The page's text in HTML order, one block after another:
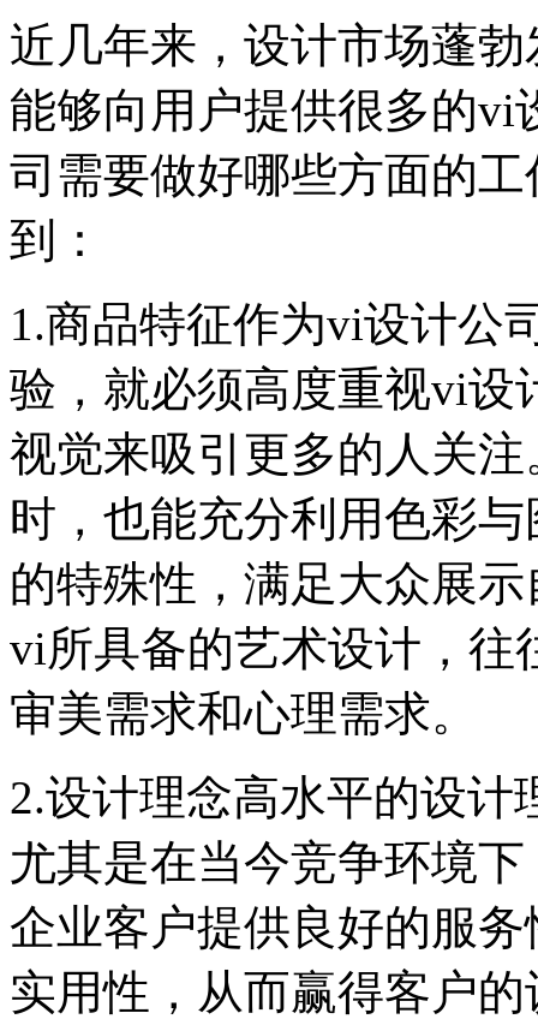
近几年来，设计市场蓬
能够向用户提供很多的vi
司需要做好哪些方面的
到：
1.商品特征作为vi设计公
验，就必须高度重视vi设
视觉来吸引更多的人关
时，也能充分利用色彩
的特殊性，满足大众展
vi所具备的艺术设计，往
审美需求和心理需求。
2.设计理念高水平的设
尤其是在当今竞争环境
企业客户提供良好的服
实用性，从而赢得客户的